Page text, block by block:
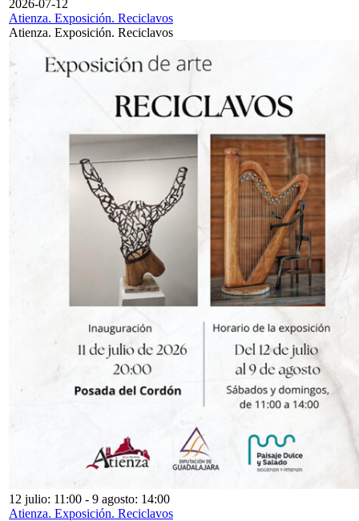
2026-07-12
Atienza. Exposición. Reciclavos
Atienza. Exposición. Reciclavos
12 julio: 11:00 - 9 agosto: 14:00
Atienza. Exposición. Reciclavos